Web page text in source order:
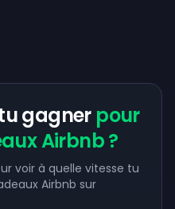
gagner pour
Airbnb ?
voir à quelle vitesse tu
Airbnb sur